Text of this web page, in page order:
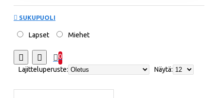
SUKUPUOLI
Lapset Miehet
0
Lajitteluperuste:
Näytä: